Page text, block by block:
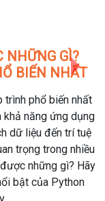
NHỮNG GÌ?
BIẾN NHẤT
trình phổ biến nhất
khả năng ứng dụng
dữ liệu đến trí tuệ
trọng trong nhiều
những gì? Hãy
bật của Python
Next